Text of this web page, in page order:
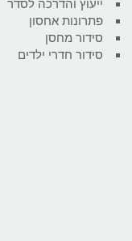
ייעוץ והדרכה לסדר
פתרונות אחסון
סידור מחסן
סידור חדרי ילדים